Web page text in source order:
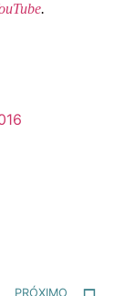
.
PRÓXIMO